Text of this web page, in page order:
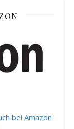
bei Amazon